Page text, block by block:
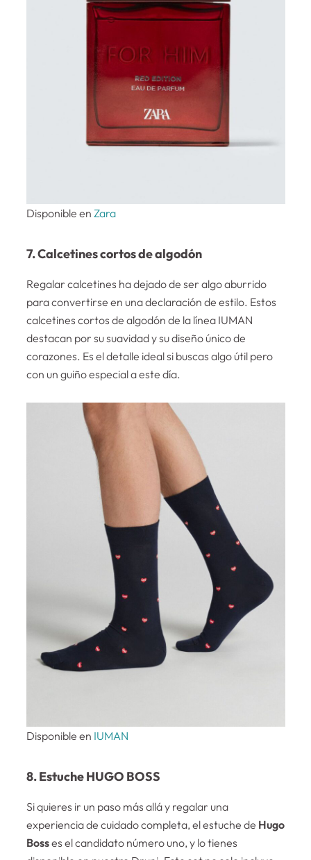
Disponible en Zara
7. Calcetines cortos de algodón
Regalar calcetines ha dejado de ser algo aburrido
para convertirse en una declaración de estilo. Estos
calcetines cortos de algodón de la línea IUMAN
destacan por su suavidad y su diseño único de
corazones. Es el detalle ideal si buscas algo útil pero
con un guiño especial a este día.
Disponible en IUMAN
8. Estuche HUGO BOSS
Si quieres ir un paso más allá y regalar una
experiencia de cuidado completa, el estuche de Hugo
Bosses el candidato número uno, y lo tienes